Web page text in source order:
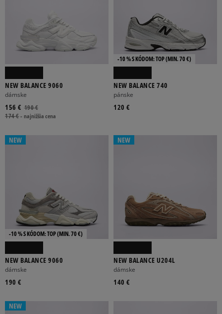
OBLEČENIE
DÁMSKE UNISEX
Viac
BÉŽOVÁ BIELA BORDOVÁ ČERVENÁ ČIERNA
FILTROVAŤ PRODUKTY
NEW BALANCE 9060
dámske
190 €
156 €
174 €-najnižšia cena
-10 % S KÓDOM: TOP (MIN. 70 €)
NEW BALANCE 740
pánske
120 €
NEW
-10 % S KÓDOM: TOP (MIN. 70 €)
NEW BALANCE 9060
dámske
190 €
NEW
NEW BALANCE U204L
dámske
140 €
NEW